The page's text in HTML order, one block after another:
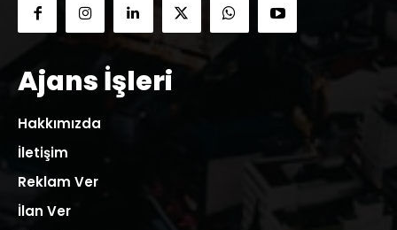
Ajans İşleri
Hakkımızda
İletişim
Reklam Ver
İlan Ver